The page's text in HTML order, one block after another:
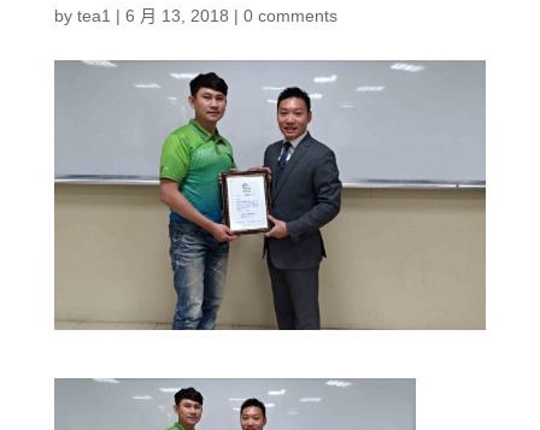
by tea1 | 6 月 13, 2018 | 0 comments